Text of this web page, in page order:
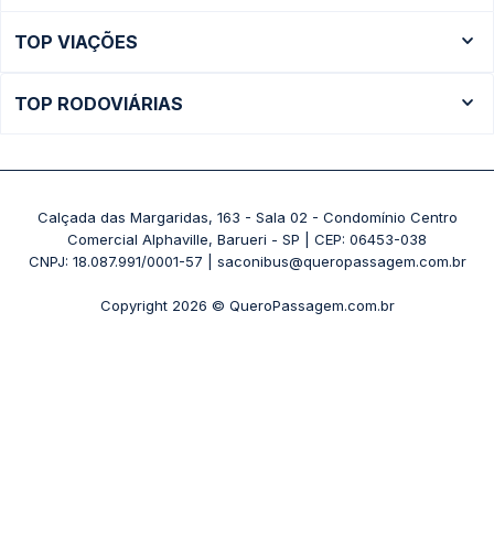
Ônibus São Paulo
TOP VIAÇÕES
Passagens Pássaro Marron
+ Viações
TOP RODOVIÁRIAS
Rodoviária Belo Horizonte - Gov. Israel Pinheiro (Tergip)
Rodoviária Curitiba
+ Rodoviárias
Calçada das Margaridas, 163 - Sala 02 - Condomínio Centro
Comercial Alphaville, Barueri - SP | CEP: 06453-038
CNPJ: 18.087.991/0001-57 | saconibus@queropassagem.com.br
Copyright 2026 © QueroPassagem.com.br